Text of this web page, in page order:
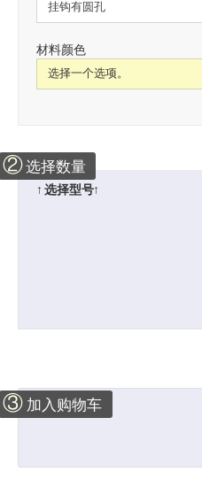
材料颜色
②选择数量
↑ 选择型号↑
③ 加入购物车